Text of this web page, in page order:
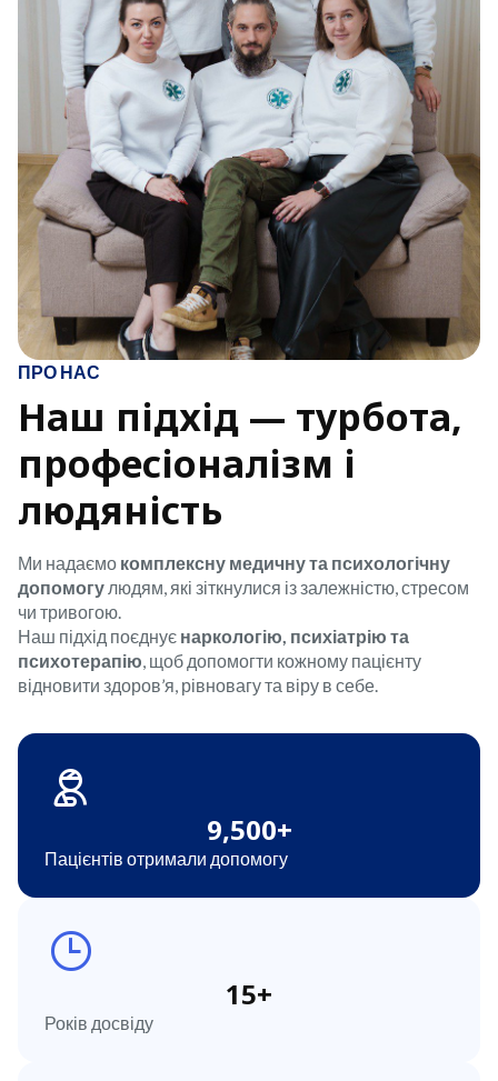
ПРО НАС
Наш підхід — турбота,
професіоналізм і
людяність
Ми надаємо комплексну медичну та психологічну
допомогу людям, які зіткнулися із залежністю, стресом
чи тривогою.
Наш підхід поєднує наркологію, психіатрію та
психотерапію, щоб допомогти кожному пацієнту
відновити здоров’я, рівновагу та віру в себе.
Пацієнтів отримали допомогу
9,500+
Років досвіду
15+